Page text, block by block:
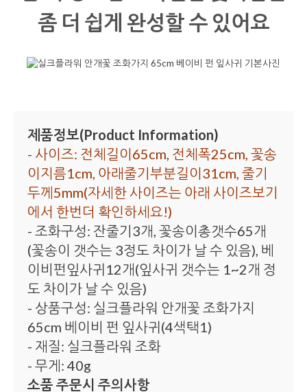
좀 더 쉽게 완성할 수 있어요
제품정보(Product Information)
- 사이즈: 전체길이65cm, 전체폭25cm, 꽃송
이지름1cm, 아래줄기부분길이31cm, 줄기
두께5mm(자세한 사이즈는 아래 사이즈보기
에서 한번더 확인하세요!)
- 조화구성: 잔줄기3개, 꽃송이총갯수65개
(꽃송이 갯수는 3정도 차이가 날 수 있음), 베
이비펀잎사귀12개(잎사귀 갯수는 1~2개 정
도 차이가 날 수 있음)
- 상품구성: 실크플라워 안개꽃 조화가지
65cm 베이비 펀 잎사귀(4색택1)
- 재질: 실크플라워 조화
- 무게: 40g
소품 주문시 주의사항